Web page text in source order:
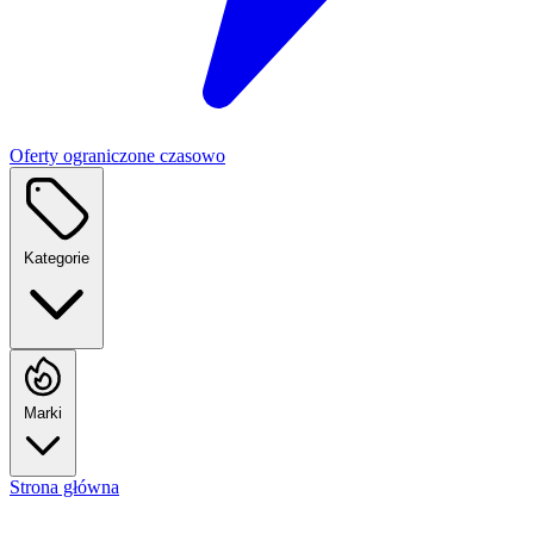
Oferty ograniczone czasowo
Kategorie
Marki
Strona główna